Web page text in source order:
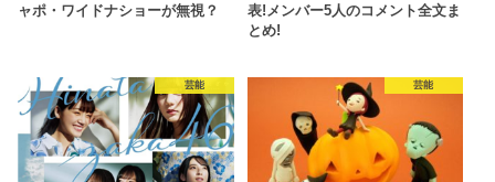
ャポ・ワイドナショーが無視？
表!メンバー5人のコメント全文ま
とめ!
芸能 芸能